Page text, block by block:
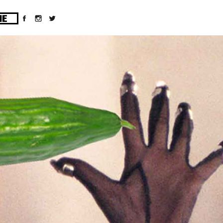
10/d43051023/htdocs/wordpress/wp-